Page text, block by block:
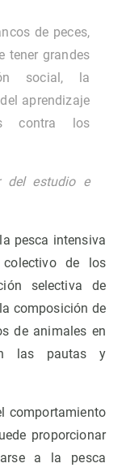
de peces,
tener grandes
social, la
aprendizaje
contra los
del estudio e
pesca intensiva
colectivo de los
selectiva de
composición de
de animales en
las pautas y
comportamiento
proporcionar
a la pesca